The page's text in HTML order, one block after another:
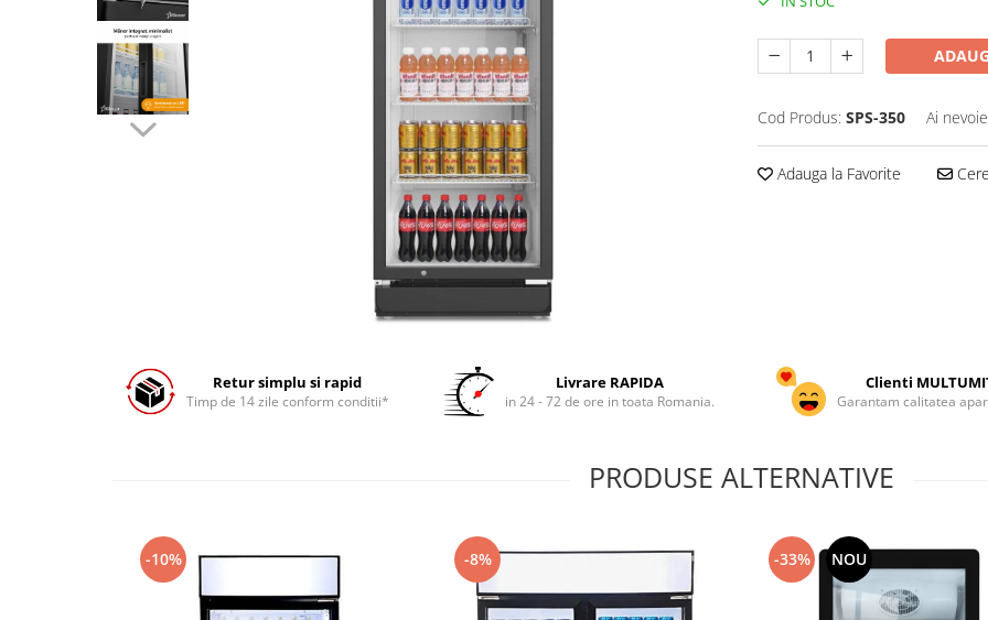
Robot de bucătărie
Sandwich maker
Fier de călcat
Dispozitive smart home
Cod Produs: SPS-350 Ai
Adauga la Favorite
Retur simplu si rapid
Timp de 14 zile conform conditii*
Livrare RAPIDA
in 24 - 72 de ore in toata Romania.
Clienti
Garantam calitatea
PRODUSE ALTERNATIVE
-10% -8% -33% NOU